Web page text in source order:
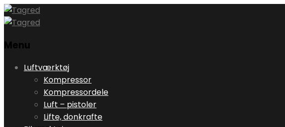
Menu
Skip
content
Luftværktøj
Kompressor
Kompressordele
Luft – pistoler
Lifte, donkrafte